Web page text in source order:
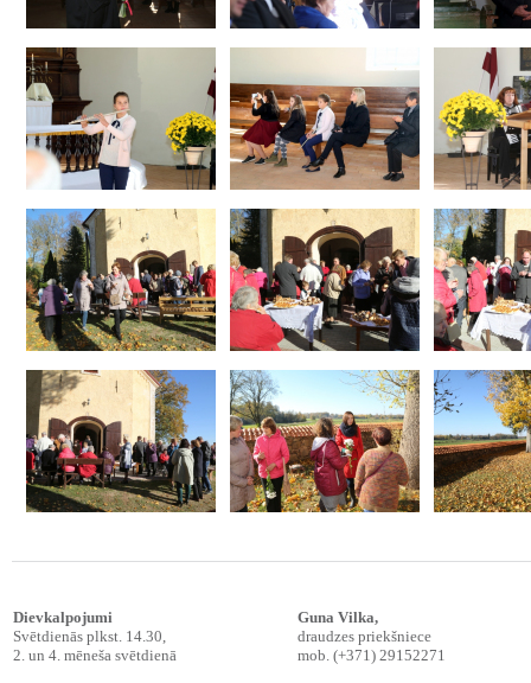
Dievkalpojumi
Svētdienās plkst. 14.30,
2. un 4. mēneša svētdienā
Guna Vilka,
draudzes priekšniece
mob. (+371) 29152271